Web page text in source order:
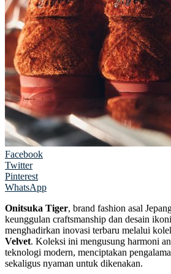
Facebook
Twitter
Pinterest
WhatsApp
Onitsuka Tiger, brand fashion asal
keunggulan craftsmanship dan desain
menghadirkan inovasi terbaru melalui
Velvet. Koleksi ini mengusung harmoni
teknologi modern, menciptakan
sekaligus nyaman untuk dikenakan.